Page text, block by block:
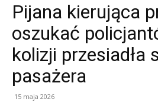
Pijana kierująca
oszukać
kolizji przesiadła
pasażera
15 maja 2026